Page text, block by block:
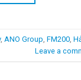
, ANO Group FM200
Leave a